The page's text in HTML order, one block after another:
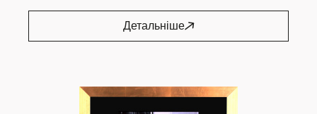
Детальніше